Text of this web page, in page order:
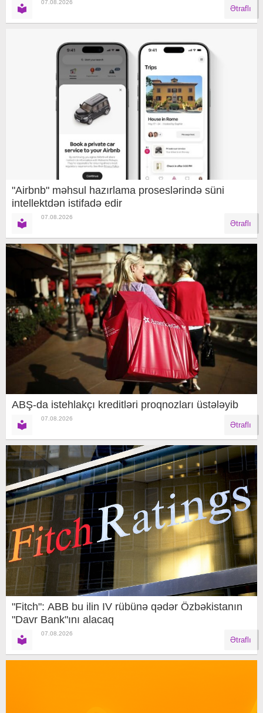
07.08.2026
Ətraflı
"Airbnb" məhsul hazırlama proseslərində süni
intellektdən istifadə edir
07.08.2026
Ətraflı
ABŞ-da istehlakçı kreditləri proqnozları üstələyib
07.08.2026
Ətraflı
"Fitch": ABB bu ilin IV rübünə qədər Özbəkistanın
"Davr Bank"ını alacaq
07.08.2026
Ətraflı